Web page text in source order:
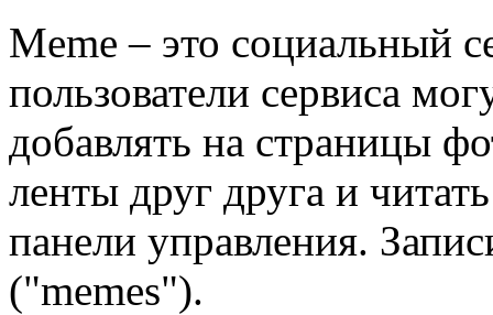
Meme – это социальный
пользователи сервиса
добавлять на страницы
ленты друг друга и
панели управления.
("memes").